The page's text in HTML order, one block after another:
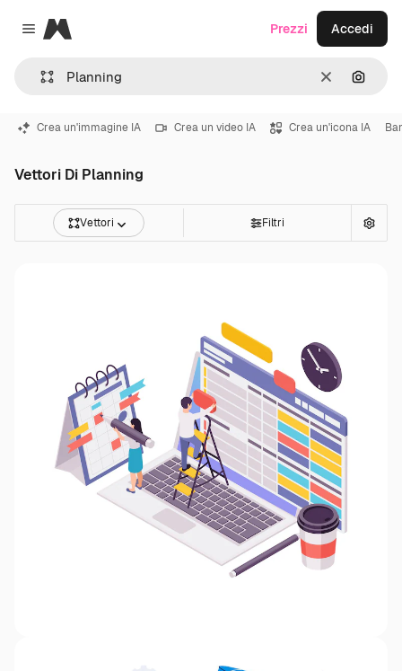
Close menu
Magnific
CancellaCerca
Prezzi Accedi
Crea un'immagine IA Crea un video IA Crea un'icona IA
Vettori Di Planning
Vettori Filtri